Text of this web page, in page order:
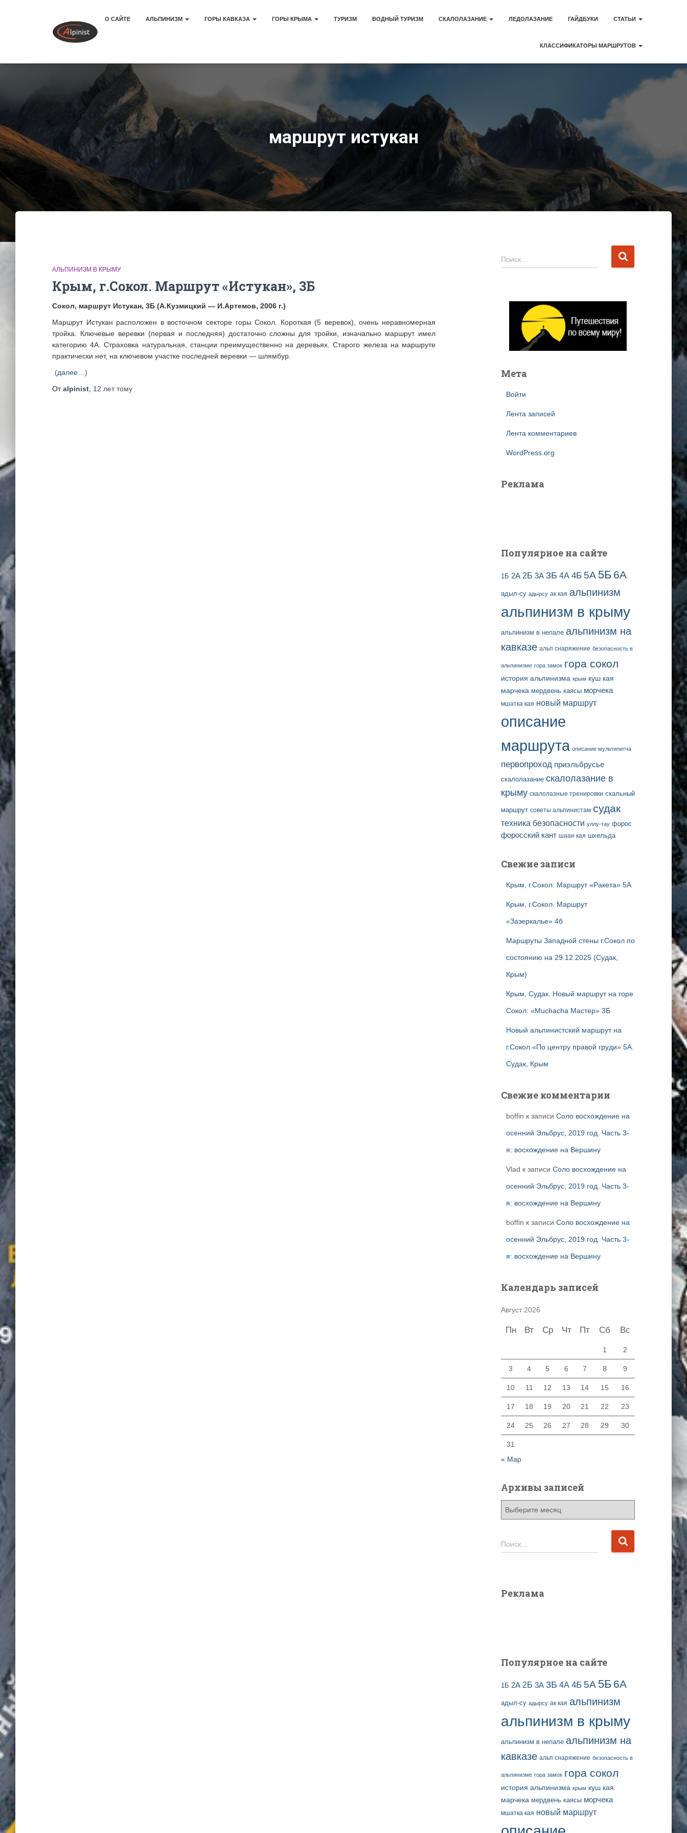
О САЙТЕ АЛЬПИНИЗМ ГОРЫ КАВКАЗА ГОРЫ КРЫМА ТУРИЗМ ВОДНЫЙ ТУРИЗМ СКАЛОЛАЗАНИЕ ЛЕДОЛАЗАНИЕ ГАЙДБУКИ СТАТЬИ
КЛАССИФИКАТОРЫ МАРШРУТОВ
маршрут истукан
АЛЬПИНИЗМ В КРЫМУ
Крым, г.Сокол. Маршрут «Истукан», 3Б
Сокол, маршрут Истукан, 3Б (А.Кузмицкий — И.Артемов, 2006 г.)
Маршрут Истукан расположен в восточном секторе горы Сокол. Короткая (5 веревок), очень неравномерная
тройка. Ключевые веревки (первая и последняя) достаточно сложны для тройки, изначально маршрут имел
категорию 4А. Страховка натуральная, станции преимущественно на деревьях. Старого железа на маршруте
практически нет, на ключевом участке последней веревки — шлямбур.
(далее…)
Отalpinist 12 леттому
Н
а
Поиск…
Мета
Войти
Лента записей
Лента комментариев
WordPress.org
Реклама
Популярное на сайте
1Б 2А 2Б 3А 3Б 4А 4Б 5А 5Б 6А
адыл-су адырсу ак кая альпинизм
альпинизм в крыму
альпинизм в непале альпинизм на
кавказе альп снаряжение безопасность в
альпинизме гора замок гора сокол
история альпинизма крым куш кая
марчека мердвень каясы морчека
мшатка кая новый маршрут
описание
маршрута описание мультипитча
первопроход приэльбрусье
скалолазание скалолазание в
крыму скалолазные тренировки скальный
маршрут советы альпинистам судак
техника безопасности уллу-тау форос
форосский кант шаан кая шхельда
Свежие записи
Крым, г.Сокол. Маршрут «Ракета» 5А
Крым, г.Сокол. Маршрут
«Зазеркалье» 4б
Маршруты Западной стены г.Сокол по
состоянию на 29.12.2025 (Судак,
Крым)
Крым, Судак. Новый маршрут на горе
Сокол: «Muchacha Мастер» 3Б
Новый альпинистский маршрут на
г.Сокол «По центру правой груди» 5А.
Судак, Крым
Свежие комментарии
boffin к записи Соло восхождение на
осенний Эльбрус, 2019 год. Часть 3-
я: восхождение на Вершину
Vlad к записи Соло восхождение на
осенний Эльбрус, 2019 год. Часть 3-
я: восхождение на Вершину
boffin к записи Соло восхождение на
осенний Эльбрус, 2019 год. Часть 3-
я: восхождение на Вершину
Календарь записей
Август 2026
Пн Вт Ср Чт Пт Сб Вс
1 2
3 4 5 6 7 8 9
10 11 12 13 14 15 16
17 18 19 20 21 22 23
24 25 26 27 28 29 30
31
« Мар
Архивы записей
в
п
Н
а
:
Поиск…
Реклама
Популярное на сайте
1Б 2А 2Б 3А 3Б 4А 4Б 5А 5Б 6А
адыл-су адырсу ак кая альпинизм
альпинизм в крыму
альпинизм в непале альпинизм на
кавказе альп снаряжение безопасность в
альпинизме гора замок гора сокол
история альпинизма крым куш кая
марчека мердвень каясы морчека
мшатка кая новый маршрут